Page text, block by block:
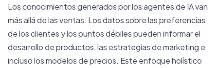
Los conocimientos generados por los agentes de IA van
más allá de las ventas. Los datos sobre las preferencias
de los clientes y los puntos débiles pueden informar el
desarrollo de productos, las estrategias de marketing e
incluso los modelos de precios. Este enfoque holístico